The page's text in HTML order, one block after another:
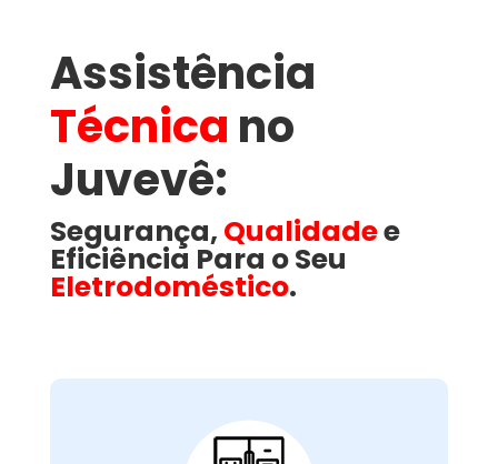
Assistência
Técnica no
Juvevê​:
Segurança, Qualidadee
Eficiência Para o Seu
Eletrodoméstico.